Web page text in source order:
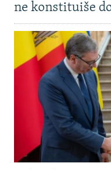
ne konstituiše